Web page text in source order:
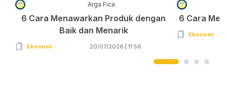
Arga Fica
6 Cara Menawarkan Produk dengan
Baik dan Menarik
Ekonomi 20/07/2026 | 11:56
6 Cara
Ekonomi